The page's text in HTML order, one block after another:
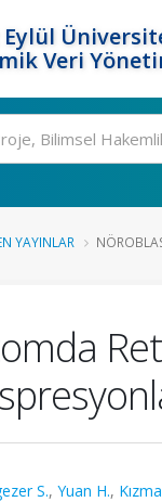
Eylül
Veri
YAYINLAR
S., Yuan H.,